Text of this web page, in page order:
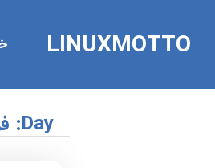
LINUXMOTTO
Day: فروردین 16, 1390